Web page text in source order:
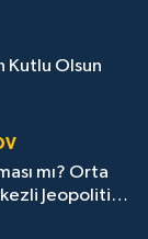
Kutlu Olsun
mı? Orta
Jeopolitik